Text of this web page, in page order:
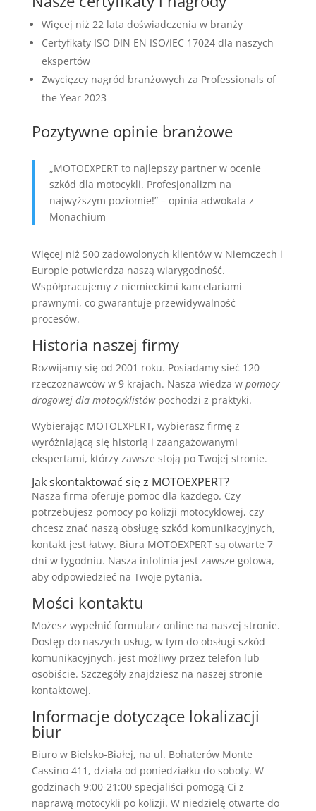
Więcej niż 22 lata doświadczenia w branży
Certyfikaty ISO DIN EN ISO/IEC 17024 dla naszych
ekspertów
Zwycięzcy nagród branżowych za Professionals of
the Year 2023
Pozytywne opinie branżowe
„MOTOEXPERT to najlepszy partner w ocenie
szkód dla motocykli. Profesjonalizm na
najwyższym poziomie!” – opinia adwokata z
Monachium
Więcej niż 500 zadowolonych klientów w Niemczech i
Europie potwierdza naszą wiarygodność.
Współpracujemy z niemieckimi kancelariami
prawnymi, co gwarantuje przewidywalność
procesów.
Historia naszej firmy
Rozwijamy się od 2001 roku. Posiadamy sieć 120
rzeczoznawców w 9 krajach. Nasza wiedza w pomocy
drogowej dla motocyklistówpochodzi z praktyki.
Wybierając MOTOEXPERT, wybierasz firmę z
wyróżniającą się historią i zaangażowanymi
ekspertami, którzy zawsze stoją po Twojej stronie.
Jak skontaktować się z MOTOEXPERT?
Nasza firma oferuje pomoc dla każdego. Czy
potrzebujesz pomocy po kolizji motocyklowej, czy
chcesz znać naszą obsługę szkód komunikacyjnych,
kontakt jest łatwy. Biura MOTOEXPERT są otwarte 7
dni w tygodniu. Nasza infolinia jest zawsze gotowa,
aby odpowiedzieć na Twoje pytania.
Mości kontaktu
Możesz wypełnić formularz online na naszej stronie.
Dostęp do naszych usług, w tym do obsługi szkód
komunikacyjnych, jest możliwy przez telefon lub
osobiście. Szczegóły znajdziesz na naszej stronie
kontaktowej.
Informacje dotyczące lokalizacji
biur
Biuro w Bielsko-Białej, na ul. Bohaterów Monte
Cassino 411, działa od poniedziałku do soboty. W
godzinach 9:00-21:00 specjaliści pomogą Ci z
naprawą motocykli po kolizji. W niedzielę otwarte do